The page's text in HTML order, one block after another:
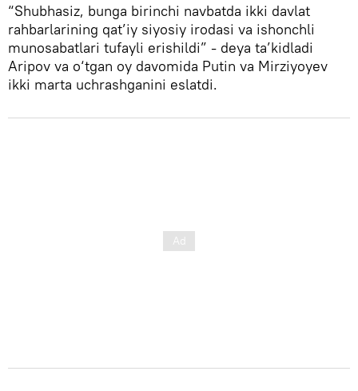
“Shubhasiz, bunga birinchi navbatda ikki davlat
rahbarlarining qat’iy siyosiy irodasi va ishonchli
munosabatlari tufayli erishildi” - deya ta’kidladi
Aripov va o‘tgan oy davomida Putin va Mirziyoyev
ikki marta uchrashganini eslatdi.